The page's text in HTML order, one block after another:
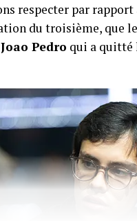
respecter par rapport
du troisième, que
Joao Pedro qui a quitté